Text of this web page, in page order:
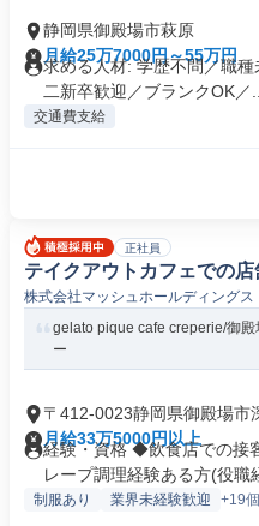
静岡県御殿場市萩原
月給25万7000円～55万円
求める人材: 学歴不問／職
二新卒歓迎／ブランクOK／...
交通費支給
正社員
テイクアウトカフェでの
株式会社マッシュホールディングス
gelato pique cafe creperie/御
ー
〒412-0023静岡県御殿場市
月給33万5000円以上
経験・資格 ◆飲食店での接
レープ調理経験ある方(役職
制服あり 業界未経験歓迎 +19個